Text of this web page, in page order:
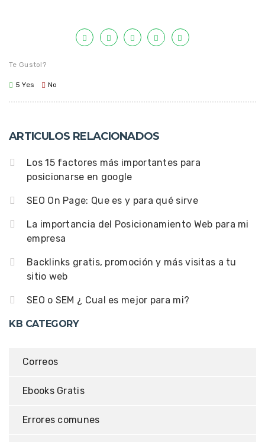
Te Gustol?
5Yes No
ARTICULOS RELACIONADOS
Los 15 factores más importantes para
posicionarse en google
SEO On Page: Que es y para qué sirve
La importancia del Posicionamiento Web para mi
empresa
Backlinks gratis, promoción y más visitas a tu
sitio web
SEO o SEM ¿ Cual es mejor para mi?
KB CATEGORY
Correos
Ebooks Gratis
Errores comunes